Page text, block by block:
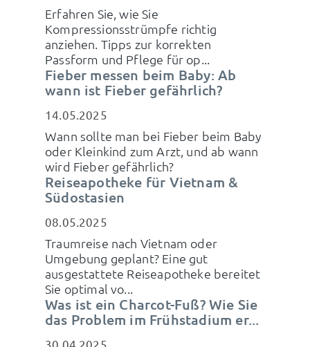
Erfahren Sie, wie Sie
Kompressionsstrümpfe richtig
anziehen. Tipps zur korrekten
Passform und Pflege für op...
Fieber messen beim Baby: Ab
wann ist Fieber gefährlich?
14.05.2025
Wann sollte man bei Fieber beim Baby
oder Kleinkind zum Arzt, und ab wann
wird Fieber gefährlich?
Reiseapotheke für Vietnam &
Südostasien
08.05.2025
Traumreise nach Vietnam oder
Umgebung geplant? Eine gut
ausgestattete Reiseapotheke bereitet
Sie optimal vo...
Was ist ein Charcot-Fuß? Wie Sie
das Problem im Frühstadium er...
30.04.2025